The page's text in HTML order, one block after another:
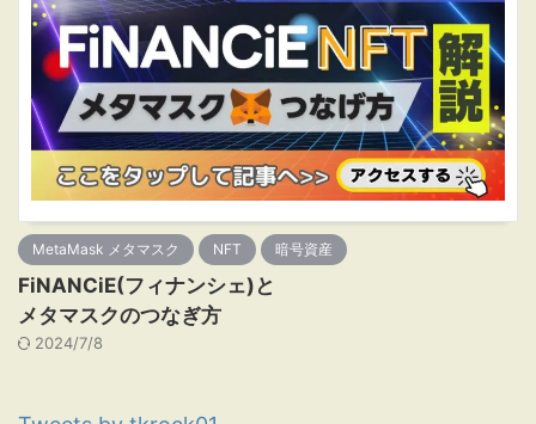
MetaMask メタマスク NFT 暗号資産
FiNANCiE(フィナンシェ)と
メタマスクのつなぎ方
2024/7/8